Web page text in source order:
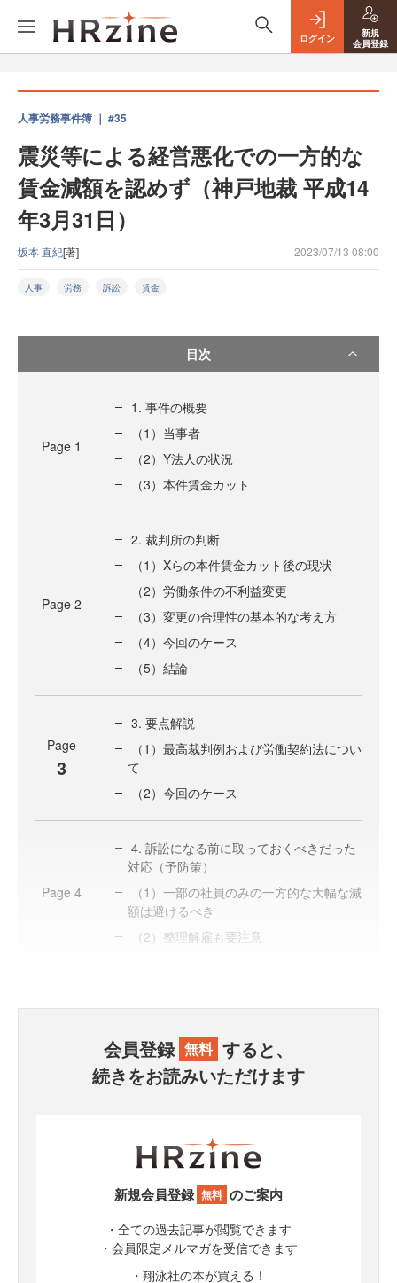
ログイン
新規
会員登録
人事労務事件簿 ｜ #35
震災等による経営悪化での一方的な
賃金減額を認めず（神戸地裁 平成14
年3月31日）
坂本 直紀[著] 2023/07/13 08:00
人事 労務 訴訟 賃金
目次
Page 1
1. 事件の概要
（1）当事者
（2）Y法人の状況
（3）本件賃金カット
Page 2
2. 裁判所の判断
（1）Xらの本件賃金カット後の現状
（2）労働条件の不利益変更
（3）変更の合理性の基本的な考え方
（4）今回のケース
（5）結論
Page
3
3. 要点解説
（1）最高裁判例および労働契約法につい
て
（2）今回のケース
Page 4
4. 訴訟になる前に取っておくべきだった
対応（予防策）
（1）一部の社員のみの一方的な大幅な減
額は避けるべき
（2）整理解雇も要注意
会員登録 無料 すると、
続きをお読みいただけます
新規会員登録 無料 のご案内
・全ての過去記事が閲覧できます
・会員限定メルマガを受信できます
・翔泳社の本が買える！